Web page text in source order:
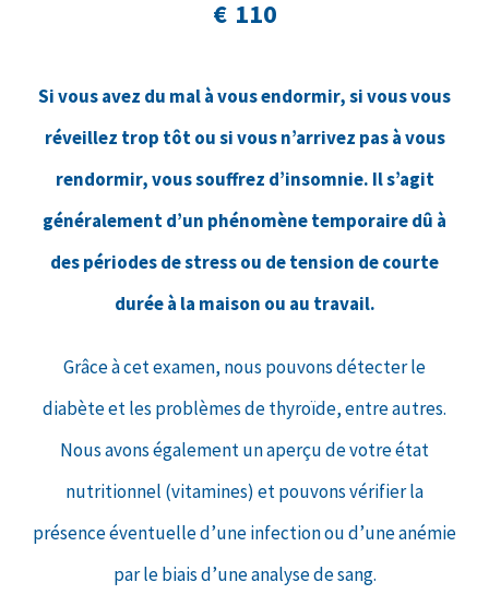
€ 110
Si vous avez du mal à vous endormir, si vous vous
réveillez trop tôt ou si vous n’arrivez pas à vous
rendormir, vous souffrez d’insomnie. Il s’agit
généralement d’un phénomène temporaire dû à
des périodes de stress ou de tension de courte
durée à la maison ou au travail.
Grâce à cet examen, nous pouvons détecter le
diabète et les problèmes de thyroïde, entre autres.
Nous avons également un aperçu de votre état
nutritionnel (vitamines) et pouvons vérifier la
présence éventuelle d’une infection ou d’une anémie
par le biais d’une analyse de sang.